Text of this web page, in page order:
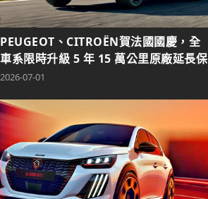
PEUGEOT、CITROËN賀法國國慶，全
車系限時升級 5 年 15 萬公里原廠延長保
固！
2026-07-01